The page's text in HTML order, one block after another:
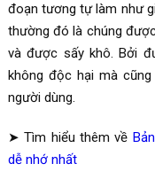
đoạn tương tự làm như
thường đó là chúng
và được sấy khô. Bởi
không độc hại mà
người dùng.
➤ Tìm hiểu thêm về
dễ nhớ nhất